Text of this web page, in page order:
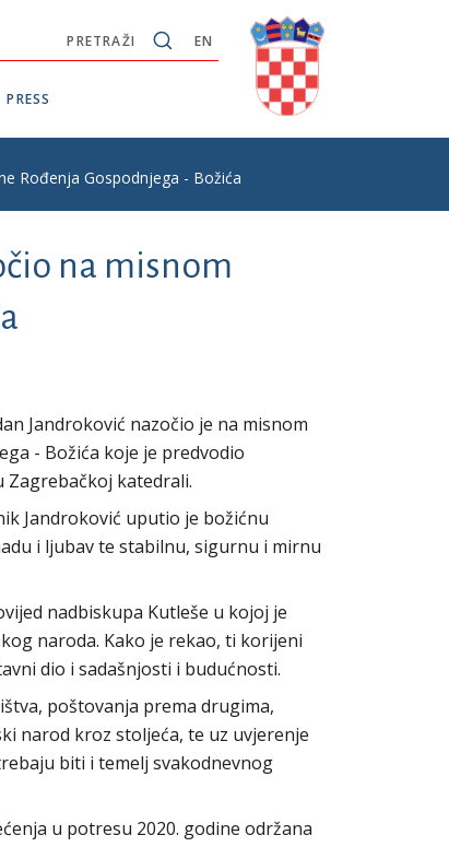
EN
PRETRAŽI
PRESS
Rođenja Gospodnjega - Božića
na misnom
Jandroković nazočio je na misnom
- Božića koje je predvodio
Zagrebačkoj katedrali.
Jandroković uputio je božićnu
i ljubav te stabilnu, sigurnu i mirnu
nadbiskupa Kutleše u kojoj je
naroda. Kako je rekao, ti korijeni
dio i sadašnjosti i budućnosti.
poštovanja prema drugima,
narod kroz stoljeća, te uz uvjerenje
biti i temelj svakodnevnog
u potresu 2020. godine održana